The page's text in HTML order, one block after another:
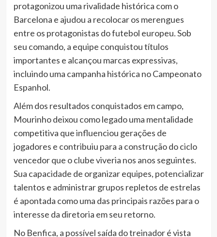
protagonizou uma rivalidade histórica com o
Barcelona e ajudou a recolocar os merengues
entre os protagonistas do futebol europeu. Sob
seu comando, a equipe conquistou títulos
importantes e alcançou marcas expressivas,
incluindo uma campanha histórica no Campeonato
Espanhol.
Além dos resultados conquistados em campo,
Mourinho deixou como legado uma mentalidade
competitiva que influenciou gerações de
jogadores e contribuiu para a construção do ciclo
vencedor que o clube viveria nos anos seguintes.
Sua capacidade de organizar equipes, potencializar
talentos e administrar grupos repletos de estrelas
é apontada como uma das principais razões para o
interesse da diretoria em seu retorno.
No Benfica, a possível saída do treinador é vista